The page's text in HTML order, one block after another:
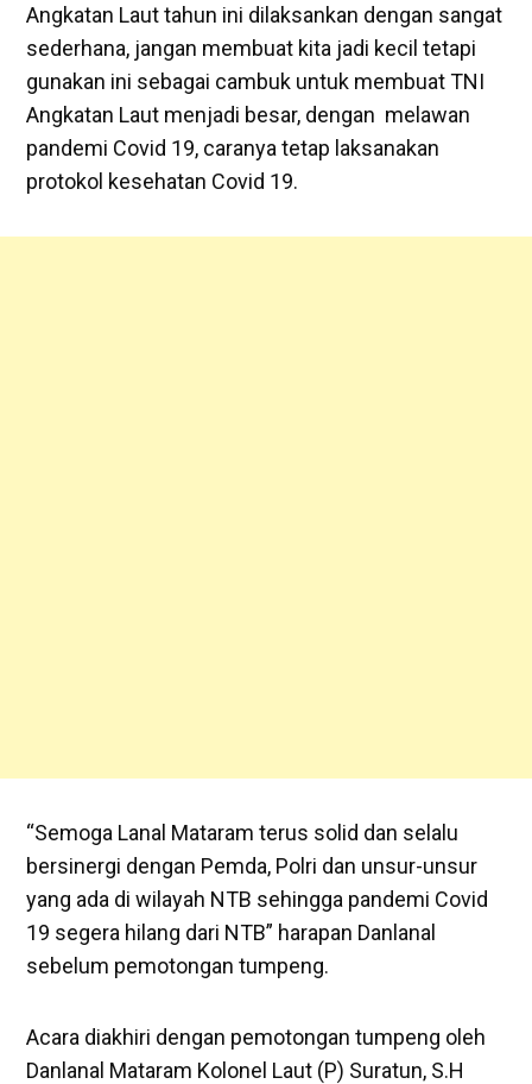
Angkatan Laut tahun ini dilaksankan dengan sangat
sederhana, jangan membuat kita jadi kecil tetapi
gunakan ini sebagai cambuk untuk membuat TNI
Angkatan Laut menjadi besar, dengan melawan
pandemi Covid 19, caranya tetap laksanakan
protokol kesehatan Covid 19.
“Semoga Lanal Mataram terus solid dan selalu
bersinergi dengan Pemda, Polri dan unsur-unsur
yang ada di wilayah NTB sehingga pandemi Covid
19 segera hilang dari NTB” harapan Danlanal
sebelum pemotongan tumpeng.
Acara diakhiri dengan pemotongan tumpeng oleh
Danlanal Mataram Kolonel Laut (P) Suratun, S.H